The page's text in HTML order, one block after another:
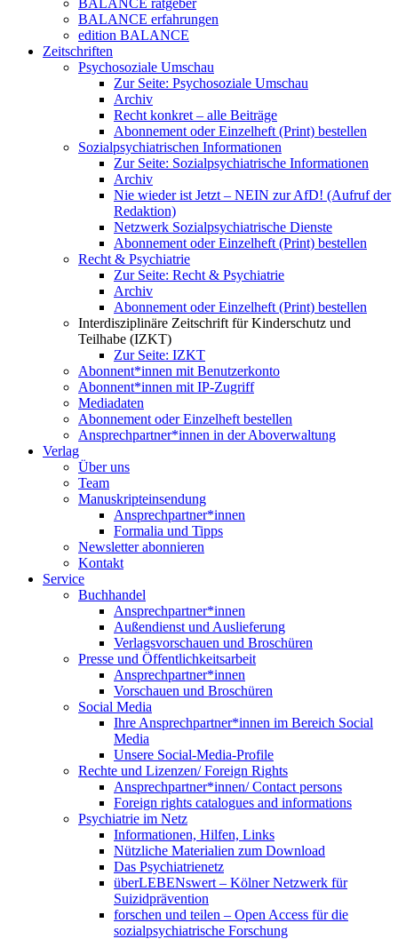
BALANCE ratgeber
BALANCE erfahrungen
edition BALANCE
Zeitschriften
Psychosoziale Umschau
Zur Seite: Psychosoziale Umschau
Archiv
Recht konkret – alle Beiträge
Abonnement oder Einzelheft (Print) bestellen
Sozialpsychiatrischen Informationen
Zur Seite: Sozialpsychiatrische Informationen
Archiv
Nie wieder ist Jetzt – NEIN zur AfD! (Aufruf der
Redaktion)
Netzwerk Sozialpsychiatrische Dienste
Abonnement oder Einzelheft (Print) bestellen
Recht & Psychiatrie
Zur Seite: Recht & Psychiatrie
Archiv
Abonnement oder Einzelheft (Print) bestellen
Interdisziplinäre Zeitschrift für Kinderschutz und
Teilhabe (IZKT)
Zur Seite: IZKT
Abonnent*innen mit Benutzerkonto
Abonnent*innen mit IP-Zugriff
Mediadaten
Abonnement oder Einzelheft bestellen
Ansprechpartner*innen in der Aboverwaltung
Verlag
Über uns
Team
Manuskripteinsendung
Ansprechpartner*innen
Formalia und Tipps
Newsletter abonnieren
Kontakt
Service
Buchhandel
Ansprechpartner*innen
Außendienst und Auslieferung
Verlagsvorschauen und Broschüren
Presse und Öffentlichkeitsarbeit
Ansprechpartner*innen
Vorschauen und Broschüren
Social Media
Ihre Ansprechpartner*innen im Bereich Social
Media
Unsere Social-Media-Profile
Rechte und Lizenzen/ Foreign Rights
Ansprechpartner*innen/ Contact persons
Foreign rights catalogues and informations
Psychiatrie im Netz
Informationen, Hilfen, Links
Nützliche Materialien zum Download
Das Psychiatrienetz
überLEBENswert – Kölner Netzwerk für
Suizidprävention
forschen und teilen – Open Access für die
sozialpsychiatrische Forschung